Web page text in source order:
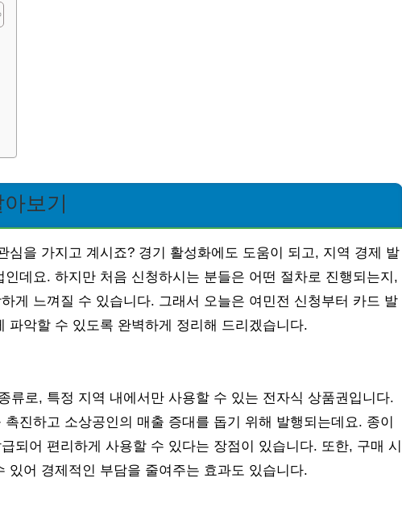
보기
심을 가지고 계시죠? 경기 활성화에도 도움이 되고, 지역 경제 발
데요. 하지만 처음 신청하시는 분들은 어떤 절차로 진행되는지,
게 느껴질 수 있습니다. 그래서 오늘은 여민전 신청부터 카드 발
파악할 수 있도록 완벽하게 정리해 드리겠습니다.
류로, 특정 지역 내에서만 사용할 수 있는 전자식 상품권입니다.
진하고 소상공인의 매출 증대를 돕기 위해 발행되는데요. 종이
되어 편리하게 사용할 수 있다는 장점이 있습니다. 또한, 구매 시
있어 경제적인 부담을 줄여주는 효과도 있습니다.